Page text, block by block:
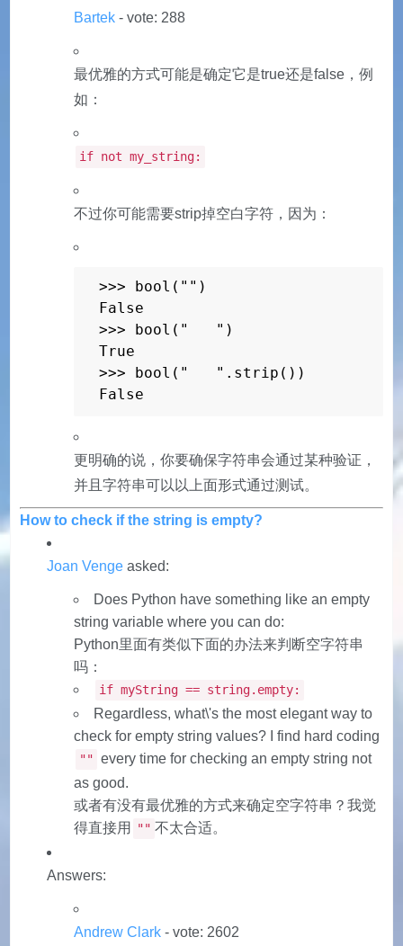
Bartek - vote: 288
最优雅的方式可能是确定它是true还是false，例
如：
if not my_string:
不过你可能需要strip掉空白字符，因为：
>>> bool("")
False
>>> bool("   ")
True
>>> bool("   ".strip())
False
更明确的说，你要确保字符串会通过某种验证，
并且字符串可以以上面形式通过测试。
How to check if the string is empty?
Joan Venge asked:
Does Python have something like an empty
string variable where you can do:
Python里面有类似下面的办法来判断空字符串
吗：
if myString == string.empty:
Regardless, what\'s the most elegant way to
check for empty string values? I find hard coding
"" every time for checking an empty string not
as good.
或者有没有最优雅的方式来确定空字符串？我觉
得直接用
"" 不太合适。
Answers:
Andrew Clark - vote: 2602